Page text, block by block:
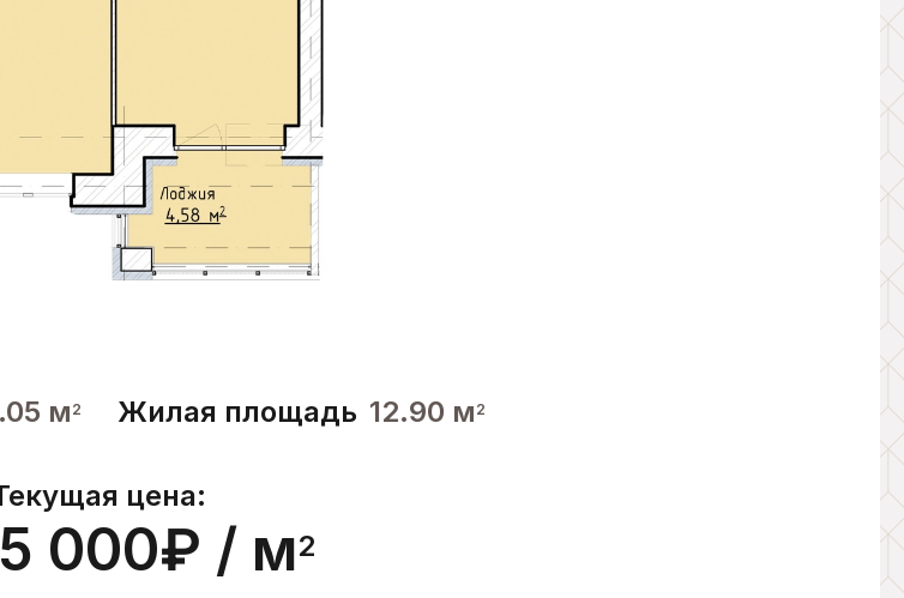
м 2 Жилая площадь 12.90 м 2
цена:
000₽ / м2